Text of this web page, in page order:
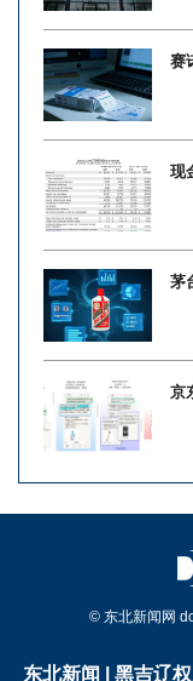
赛
现
茅
京
© 东北新闻网
东北新闻 | 黑吉辽